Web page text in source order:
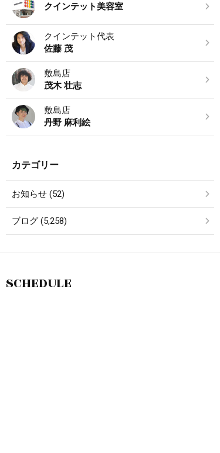
クインテット美容室
クインテット代表
佐藤 茂
敷島店
茂木 壮志
敷島店
丹野 麻利絵
カテゴリー
お知らせ (52)
ブログ (5,258)
SCHEDULE